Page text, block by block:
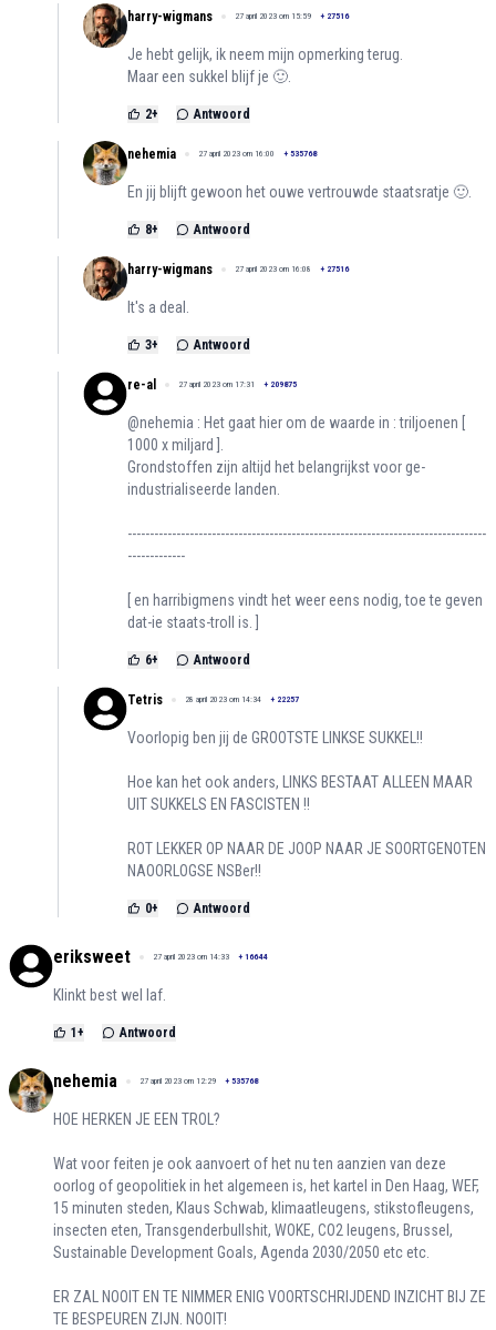
harry-wigmans 27 april 2023 om 15:59 + 27516
Je hebt gelijk, ik neem mijn opmerking terug.
Maar een sukkel blijf je 🙂.
2+ Antwoord
nehemia 27 april 2023 om 16:00 + 535768
En jij blijft gewoon het ouwe vertrouwde staatsratje 🙂.
8+ Antwoord
harry-wigmans 27 april 2023 om 16:08 + 27516
It's a deal.
3+ Antwoord
re-al 27 april 2023 om 17:31 + 209875
@nehemia : Het gaat hier om de waarde in : triljoenen [
1000 x miljard ].
Grondstoffen zijn altijd het belangrijkst voor ge-
industrialiseerde landen.
---------------------------------------------------------------------------------
-------------
[ en harribigmens vindt het weer eens nodig, toe te geven
dat-ie staats-troll is. ]
6+ Antwoord
Tetris 28 april 2023 om 14:34 + 22257
Voorlopig ben jij de GROOTSTE LINKSE SUKKEL!!
Hoe kan het ook anders, LINKS BESTAAT ALLEEN MAAR
UIT SUKKELS EN FASCISTEN !!
ROT LEKKER OP NAAR DE JOOP NAAR JE SOORTGENOTEN
NAOORLOGSE NSBer!!
0+ Antwoord
eriksweet 27 april 2023 om 14:33 + 16644
Klinkt best wel laf.
1 + Antwoord
nehemia 27 april 2023 om 12:29 + 535768
HOE HERKEN JE EEN TROL?
Wat voor feiten je ook aanvoert of het nu ten aanzien van deze
oorlog of geopolitiek in het algemeen is, het kartel in Den Haag, WEF,
15 minuten steden, Klaus Schwab, klimaatleugens, stikstofleugens,
insecten eten, Transgenderbullshit, WOKE, CO2 leugens, Brussel,
Sustainable Development Goals, Agenda 2030/2050 etc etc.
ER ZAL NOOIT EN TE NIMMER ENIG VOORTSCHRIJDEND INZICHT BIJ ZE
TE BESPEUREN ZIJN. NOOIT!